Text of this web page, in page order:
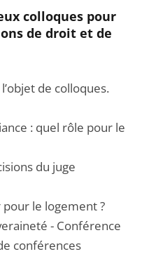
colloques pour
de droit et de
de colloques.
: quel rôle pour le
du juge
le logement ?
- Conférence
conférences